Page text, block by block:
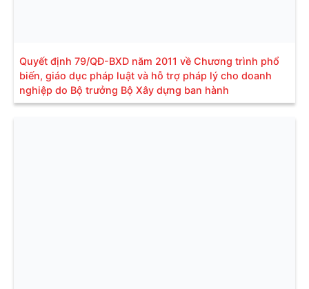
Quyết định 79/QĐ-BXD năm 2011 về Chương trình phổ
biến, giáo dục pháp luật và hỗ trợ pháp lý cho doanh
nghiệp do Bộ trưởng Bộ Xây dựng ban hành